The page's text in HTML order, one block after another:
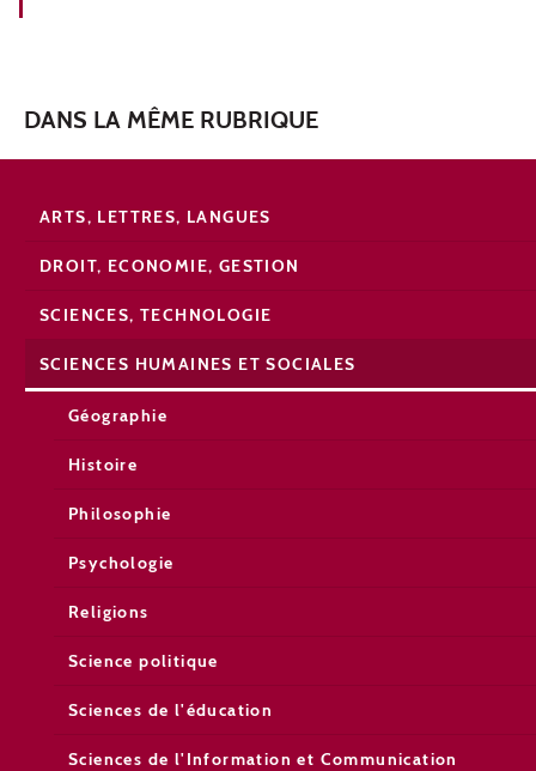
DANS LA MÊME RUBRIQUE
ARTS, LETTRES, LANGUES
DROIT, ECONOMIE, GESTION
SCIENCES, TECHNOLOGIE
SCIENCES HUMAINES ET SOCIALES
Géographie
Histoire
Philosophie
Psychologie
Religions
Science politique
Sciences de l'éducation
Sciences de l'Information et Communication